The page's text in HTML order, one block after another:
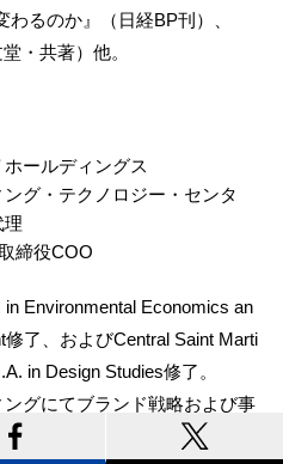
るのか』（日経BP刊）、
・共著）他。
ールディングス
グ・テクノロジー・センタ
締役COO
Environmental Economics an
了、およびCentral Saint Marti
in Design Studies修了。
グにてブランド戦略および事
グに従事。株式会社博報堂ネ